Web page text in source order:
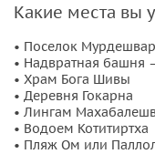
Какие места вы
• Поселок Мурдешвар
• Надвратная башня
• Храм Бога Шивы
• Деревня Гокарна
• Лингам
• Водоем Котитиртха
• Пляж Ом или